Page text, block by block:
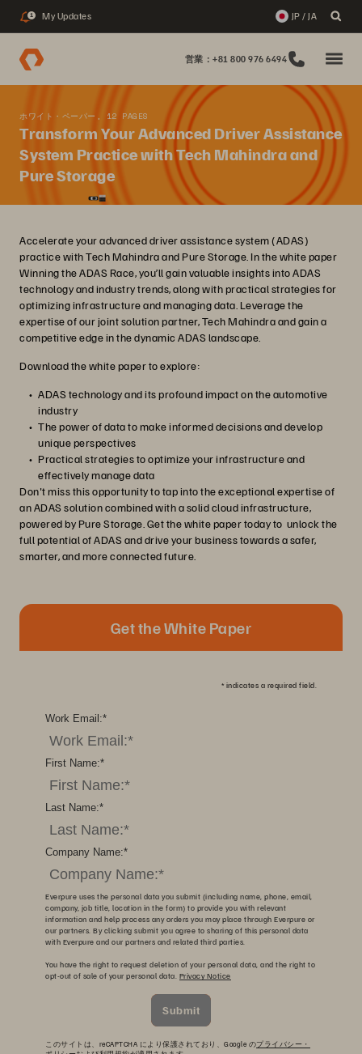
1 My Updates JP / JA
営業：+81 800 976 6494
ホワイト・ペーパー, 12 PAGES
Transform Your Advanced Driver Assistance
System Practice with Tech Mahindra and
Pure Storage
Accelerate your advanced driver assistance system (ADAS)
practice with Tech Mahindra and Pure Storage. In the white paper
Winning the ADAS Race, you’ll gain valuable insights into ADAS
technology and industry trends, along with practical strategies for
optimizing infrastructure and managing data. Leverage the
expertise of our joint solution partner, Tech Mahindra and gain a
competitive edge in the dynamic ADAS landscape.
Download the white paper to explore:
ADAS technology and its profound impact on the automotive
industry
The power of data to make informed decisions and develop
unique perspectives
Practical strategies to optimize your infrastructure and
effectively manage data
Don't miss this opportunity to tap into the exceptional expertise of
an ADAS solution combined with a solid cloud infrastructure,
powered by Pure Storage. Get the white paper today to unlock the
full potential of ADAS and drive your business towards a safer,
smarter, and more connected future.
Get the White Paper
* indicates a required field.
*
Work Email:
*
First Name:
*
Last Name:
*
Company Name:
Everpure uses the personal data you submit (including name, phone, email,
company, job title, location in the form) to provide you with relevant
information and help process any orders you may place through Everpure or
our partners. By clicking submit you agree to sharing of this personal data
with Everpure and our partners and related third parties.
You have the right to request deletion of your personal data, and the right to
opt-out of sale of your personal data. Privacy Notice
Submit
このサイトは、reCAPTCHA により保護されており、Google のプライバシー・